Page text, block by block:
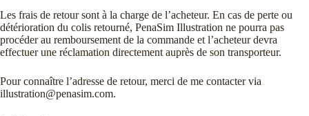
Les frais de retour sont à la charge de l’acheteur. En cas de perte ou
détérioration du colis retourné, PenaSim Illustration ne pourra pas
procéder au remboursement de la commande et l’acheteur devra
effectuer une réclamation directement auprès de son transporteur.
Pour connaître l’adresse de retour, merci de me contacter via
illustration@penasim.com.